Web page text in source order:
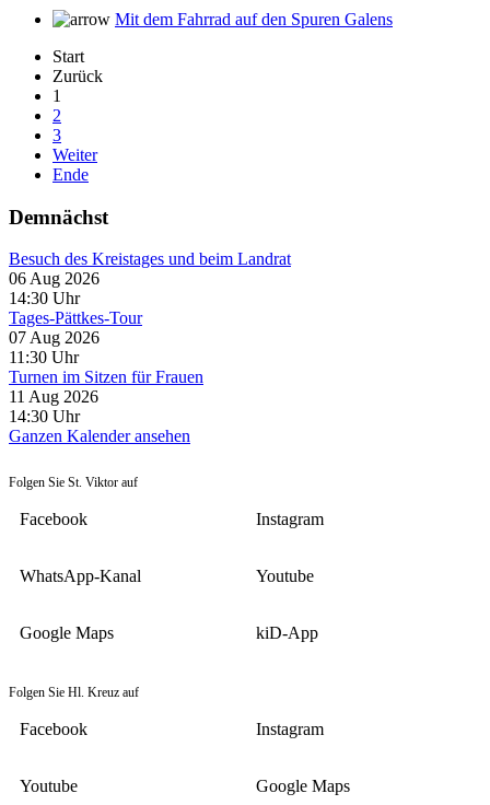
Mit dem Fahrrad auf den Spuren Galens
Start
Zurück
1
2
3
Weiter
Ende
Demnächst
Besuch des Kreistages und beim Landrat
06 Aug 2026
14:30 Uhr
Tages-Pättkes-Tour
07 Aug 2026
11:30 Uhr
Turnen im Sitzen für Frauen
11 Aug 2026
14:30 Uhr
Ganzen Kalender ansehen
Folgen Sie St. Viktor auf
Facebook Instagram
WhatsApp-Kanal Youtube
Google Maps kiD-App
Folgen Sie Hl. Kreuz auf
Facebook Instagram
Youtube Google Maps